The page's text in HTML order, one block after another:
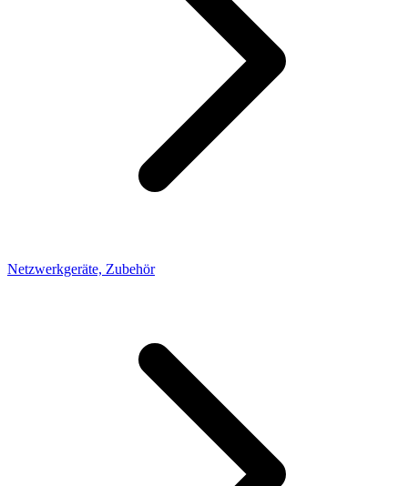
Netzwerkgeräte, Zubehör